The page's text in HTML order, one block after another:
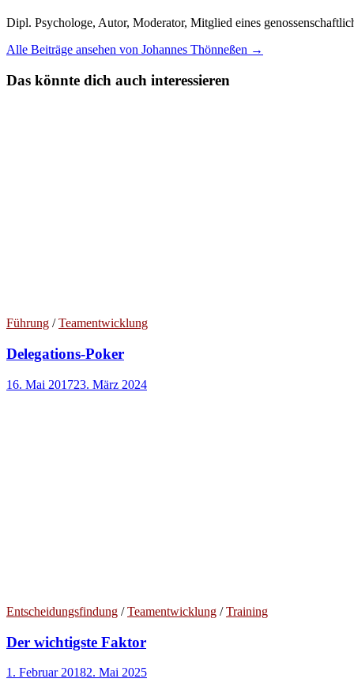
Dipl. Psychologe, Autor, Moderator, Mitglied eines
Alle Beiträge ansehen von Johannes Thönneßen →
Das könnte dich auch interessieren
Führung /Teamentwicklung
Delegations-Poker
16. Mai 201723. März 2024
Entscheidungsfindung /Teamentwicklung /Training
Der wichtigste Faktor
1. Februar 20182. Mai 2025